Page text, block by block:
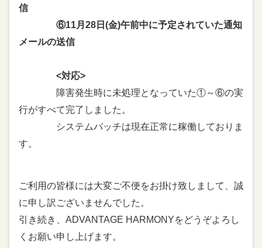
信
⑥11月28日(金)午前中に予定されていた通知
メールの送信
<対応>
障害発生時に未処理となっていた①～⑥の実
行がすべて完了しました。
システムバッチは現在正常に稼働しておりま
す。
ご利用の皆様には大変ご不便をお掛け致しまして、誠
に申し訳ございませんでした。
引き続き、ADVANTAGE HARMONYをどうぞよろし
くお願い申し上げます。